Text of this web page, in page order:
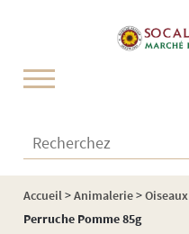
Recherchez :
Accueil>Animalerie>Oiseaux
Perruche Pomme 85g